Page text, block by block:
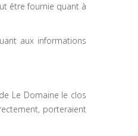
être fournie quant à
aux informations
Le Domaine le clos
porteraient